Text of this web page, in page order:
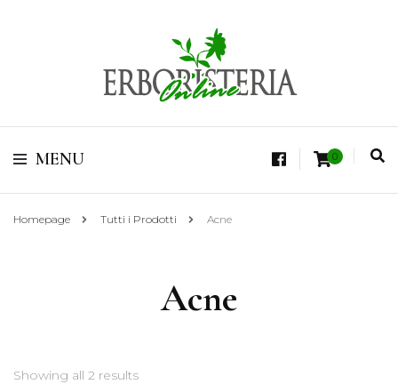
Erboristeria Shop
Online Tisane
Vendita di Botaniche, Erbe e Spezie Officinali, Tisane Terapeutiche Esclusive,
MENU 0
Homepage Tutti i Prodotti Acne
Acne
Showing all 2 results